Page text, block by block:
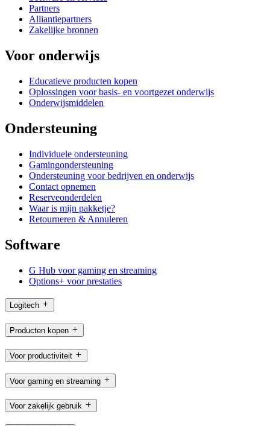
Partners
Alliantiepartners
Zakelijke bronnen
Voor onderwijs
Educatieve producten kopen
Oplossingen voor basis- en voortgezet onderwijs
Onderwijsmiddelen
Ondersteuning
Individuele ondersteuning
Gamingondersteuning
Ondersteuning voor bedrijven en onderwijs
Contact opnemen
Reserveonderdelen
Waar is mijn pakketje?
Retourneren & Annuleren
Software
G Hub voor gaming en streaming
Options+ voor prestaties
Logitech
Producten kopen
Voor productiviteit
Voor gaming en streaming
Voor zakelijk gebruik